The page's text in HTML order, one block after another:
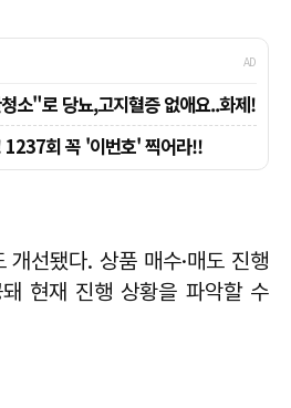
선됐다. 상품 매수·매도 진행
현재 진행 상황을 파악할 수